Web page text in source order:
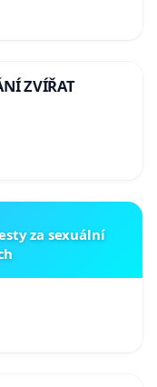
ZVÍŘAT
za sexuální